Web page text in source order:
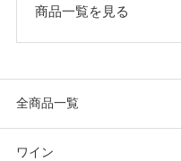
商品一覧を見る
全商品一覧
ワイン